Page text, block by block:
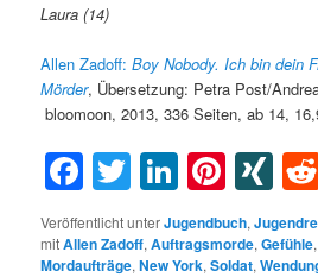
Laura (14)
Allen Zadoff:Boy Nobody. Ich bin dein
Mörder, Übersetzung: Petra Post/
bloomoon, 2013, 336 Seiten, ab 14,
Facebook
Twitter
Veröffentlicht unterJugendbuch,
mitAllen Zadoff,Auftragsmorde,Gefühle
Mordaufträge,New York,Soldat,